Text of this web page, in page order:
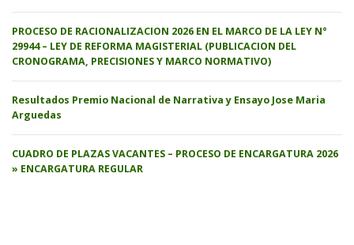
PROCESO DE RACIONALIZACION 2026 EN EL MARCO DE LA LEY N°
29944 – LEY DE REFORMA MAGISTERIAL (PUBLICACION DEL
CRONOGRAMA, PRECISIONES Y MARCO NORMATIVO)
Resultados Premio Nacional de Narrativa y Ensayo Jose Maria
Arguedas
CUADRO DE PLAZAS VACANTES – PROCESO DE ENCARGATURA 2026
» ENCARGATURA REGULAR